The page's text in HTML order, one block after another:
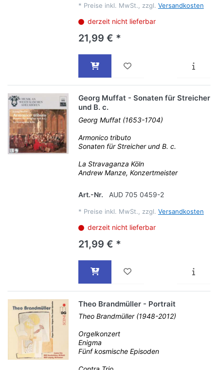
* Preise inkl. MwSt., zzgl. Versandkosten
derzeit nicht lieferbar
21,99 € *
Georg Muffat - Sonaten für Streicher
und B. c.
Georg Muffat (1653-1704)
Armonico tributo
Sonaten für Streicher und B. c.
La Stravaganza Köln
Andrew Manze, Konzertmeister
Art.-Nr. AUD 705 0459-2
* Preise inkl. MwSt., zzgl. Versandkosten
derzeit nicht lieferbar
21,99 € *
Theo Brandmüller - Portrait
Theo Brandmüller (1948-2012)
Orgelkonzert
Enigma
Fünf kosmische Episoden